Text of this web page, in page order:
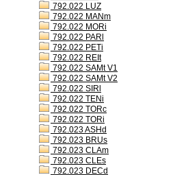
792.022 LUZ
792.022 MANm
792.022 MORi
792.022 PARl
792.022 PETi
792.022 REIt
792.022 SAMt V1
792.022 SAMt V2
792.022 SIRl
792.022 TENi
792.022 TORc
792.022 TORi
792.023 ASHd
792.023 BRUs
792.023 CLAm
792.023 CLEs
792.023 DECd